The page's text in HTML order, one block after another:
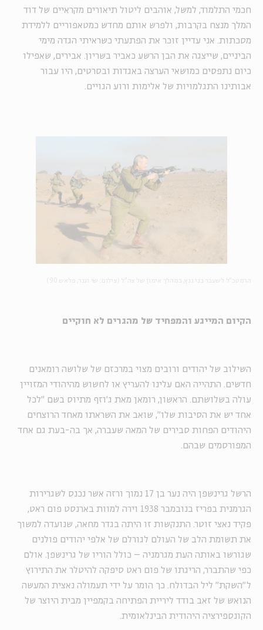
חכמי התלמוד, למשל, אוהבים ליטול תיאורים מקראיים של דוד
המלך מנצח בקרבות, ולפרש אותם מחדש כמטאפוריים ללמידת
מסכתות. אני עדיין זוכר את הפתעתי כשראיתי הגדה מימי
הביניים, שייצגה את הבן הרשע כאביר בשריון. אבירים, שאפילו
כיום נתפסים כמושאי הערצה באגדות ובסרטים, היו עבור
אבותינו התגלמויות של אלימות ורוע הגויים.
הקיום המייגע והמפחיד של מהגרים לא חוקיים
השילוב של יהודים ורובים מצוי במרכזם של שלושה רומאנים
חדשים. התהייה האם עלינו להעריץ או לחשוש מהיהודי המזויין
עולה בשלושתם. הראשון, רומאן מאת ג'וזף מתיוס בשם "לכל
אחד יש את הסיבות שלו", שואב את השראתו מאחד הרוצחים
היהודים הפחות סבירים של המאה שעברה, אך בה-בעת גם אחד
המפורסמים שבהם.
הרשל גרינשפן היה נער בן 17 נמוך ורזה אשר נכנס לשגרירות
הגרמנית בפריז בנובמבר 1938 וירה למוות בארנסט פום ראט,
פקיד נאצי זוטר. התנקשות זו היתה בגדר מחאה, שנועדה למשוך
את תשומת הלב של העולם לגורלם של אלפי יהודים פולנים
שגורשו באותה העת מגרמניה – כולל הוריו של גרינשפן. אולם
כפי שהתברר, הריגתו של פום ראט סיפקה להיטלר את התירוץ
ל"השקת" ליל הבדולח. כך הומר על ידי תעמולה נאצית המעשה
הנואש של זאב בודד ליריית הפתיחה בקמפיין מבית היוצר של
הקונספירציה היהודית הבינלאומית.